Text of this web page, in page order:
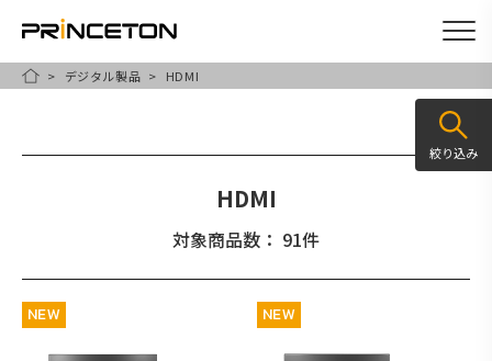
HOMEデジタル製品 HDMI
HDMI
対象商品数： 91件
NEW NEW
絞り込み